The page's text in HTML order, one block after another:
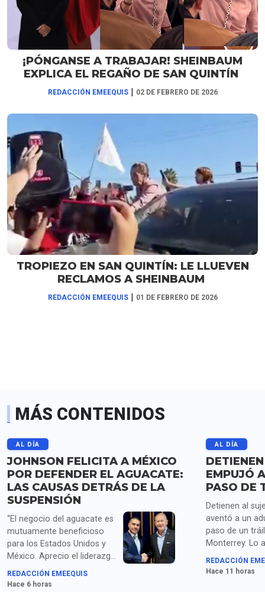
¡PÓNGANSE A TRABAJAR! SHEINBAUM
EXPLICA EL REGAÑO DE SAN QUINTÍN
REDACCIÓN EMEEQUIS | 02 DE FEBRERO DE 2026
TROPIEZO EN SAN QUINTÍN: LE LLUEVEN
RECLAMOS A SHEINBAUM
REDACCIÓN EMEEQUIS | 01 DE FEBRERO DE 2026
MÁS CONTENIDOS
AL DÍA
JOHNSON FELICITA A MÉXICO
POR DEFENDER EL AGUACATE:
LAS CAUSAS DETRÁS DE LA
SUSPENSIÓN
“El negocio del aguacate es
mutuamente beneficioso
para los Estados Unidos y
México. Aprecio el liderazgo
de la presidenta Sheinbaum
y los compromisos de
REDACCIÓN EMEEQUIS
Hace 6 horas
AL DÍA
EMPUJÓ
PASO DE
Detienen al
aventó a un
paso de un
Monterrey. Lo
homicidio y
droga.
REDACCIÓN
Hace 11 horas